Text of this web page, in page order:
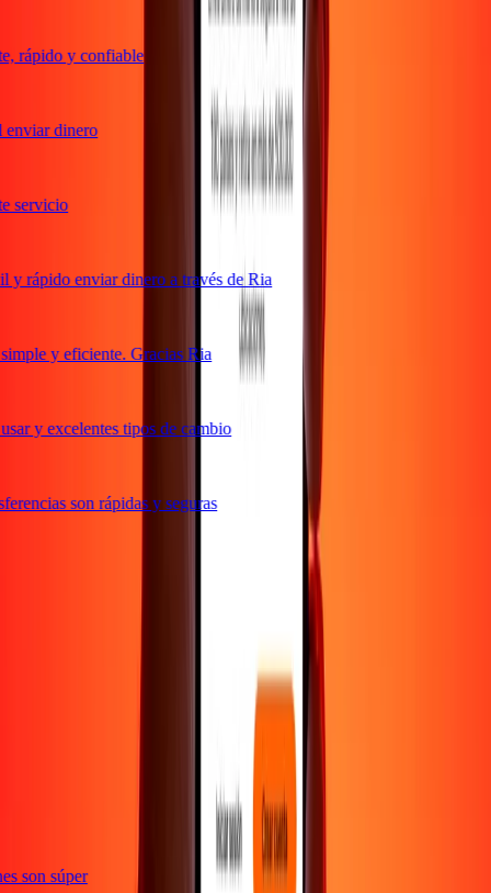
rápido y confiable
dinero
rápido enviar dinero a través de Ria
y eficiente. Gracias Ria
y excelentes tipos de cambio
son rápidas y seguras
son súper